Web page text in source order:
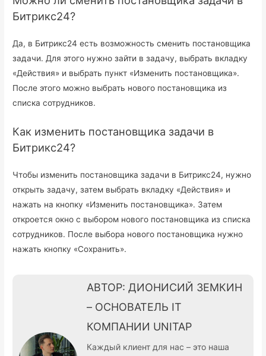
Битрикс24?
Да, в Битрикс24 есть возможность сменить постановщика
задачи. Для этого нужно зайти в задачу, выбрать вкладку
«Действия» и выбрать пункт «Изменить постановщика».
После этого можно выбрать нового постановщика из
списка сотрудников.
Как изменить постановщика задачи в
Битрикс24?
Чтобы изменить постановщика задачи в Битрикс24, нужно
открыть задачу, затем выбрать вкладку «Действия» и
нажать на кнопку «Изменить постановщика». Затем
откроется окно с выбором нового постановщика из списка
сотрудников. После выбора нового постановщика нужно
нажать кнопку «Сохранить».
АВТОР: ДИОНИСИЙ ЗЕМКИН
– ОСНОВАТЕЛЬ IT
КОМПАНИИ UNITAP
Каждый клиент для нас – это наша